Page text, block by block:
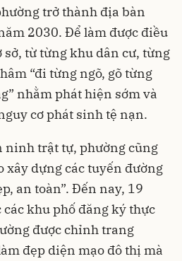
trở thành địa bàn
2030. Để làm được điều
sở, từ từng khu dân cư, từng
“đi từng ngõ, gõ từng
nhằm phát hiện sớm và
cơ phát sinh tệ nạn.
ninh trật tự, phường cũng
xây dựng các tuyến đường
an toàn”. Đến nay, 19
khu phố đăng ký thực
được chỉnh trang
đẹp diện mạo đô thị mà